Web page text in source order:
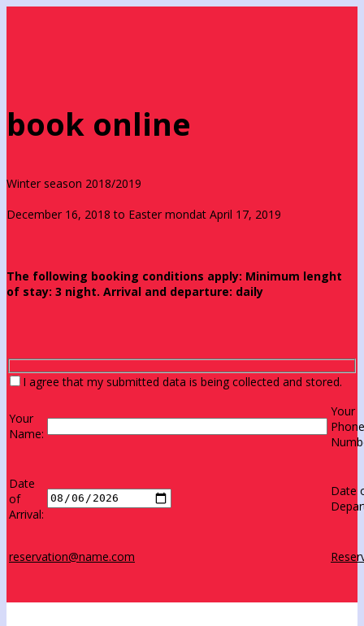
book online
Winter season 2018/2019
December 16, 2018 to Easter mondat April 17, 2019
The following booking conditions apply: Minimum lenght
of stay: 3 night. Arrival and departure: daily
I agree that my submitted data is being collected and stored.
Your
Name:
Your
Phone
Date
of
Arrival:
Date
reservation@name.com